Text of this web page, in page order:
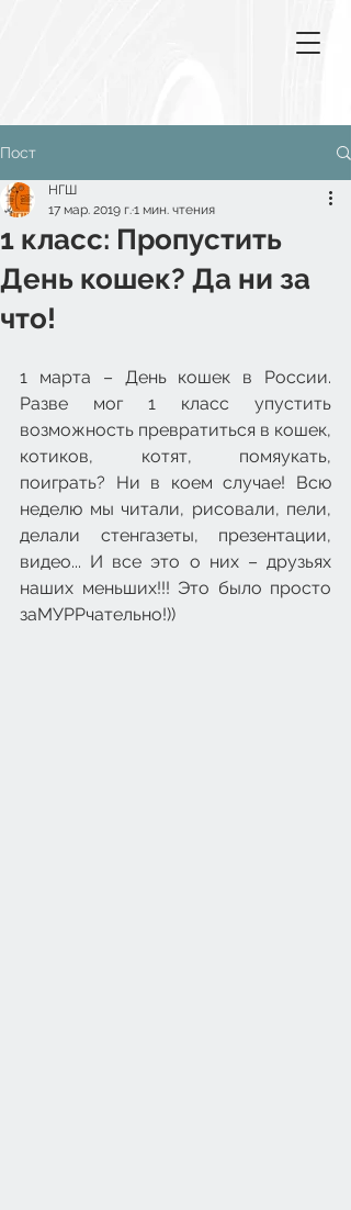
Пост
1 класс: Пропустить
День кошек? Да ни за
что!
НГШ
17 мар. 2019 г.1 мин. чтения
1 марта – День кошек в России.
Разве мог 1 класс упустить
возможность превратиться в кошек,
котиков, котят, помяукать,
поиграть? Ни в коем случае! Всю
неделю мы читали, рисовали, пели,
делали стенгазеты, презентации,
видео... И все это о них – друзьях
наших меньших!!! Это было просто
заМУРРчательно!))